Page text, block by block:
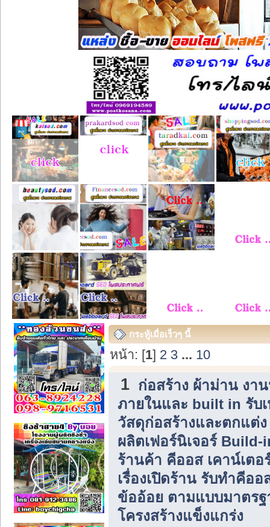
กระทู้เมื่อเร็วๆ นี้
หน้า: [1] 2 3 ... 10
1 ก่อสร้าง ผ้าม่าน งา
ภายในและ built in รับ
วัสดุก่อสร้างและตกแต่
ผลิตเฟอร์นิเจอร์
ร้านค้า คีออส เคาน์เตอ
เรื่องเปิดร้าน รับทำคีออ
ข้ออ้อย ตามแบบมาตรฐ
โครงสร้างแข็งแกร่ง